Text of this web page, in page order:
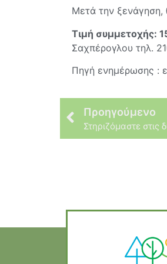
Μετά την ξενάγηση,
Τιμή συμμετοχής:
Σαχπέρογλου τηλ.
Πηγή ενημέρωσης :
Προηγούμενο
Στηριζόμαστε στις